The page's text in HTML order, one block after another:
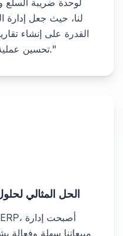
لوحدة ضريبة السلع
لنا، حيث جعل إدارة
القدرة على إنشاء
تحسين عملية اتخاذ القرار لدينا بشكل كبير."
الحل المثالي
مبيعاتنا سهلة